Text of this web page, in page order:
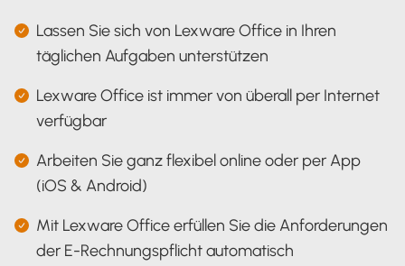
Lassen Sie sich von Lexware Office in Ihren
täglichen Aufgaben unterstützen
Lexware Office ist immer von überall per Internet
verfügbar
Arbeiten Sie ganz flexibel online oder per App
(iOS & Android)
Mit Lexware Office erfüllen Sie die Anforderungen
der E-Rechnungspflicht automatisch